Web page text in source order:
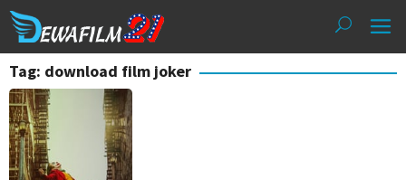
Loncat
ke
konten
Tag: download film joker